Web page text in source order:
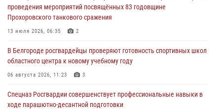
В Белгороде росгвардейцы проверяют готовность спортивных школ
областного центра к новому учебному году
Росгвардия обеспечила общественную безопасность празднования
83-й годовщины освобождения г. Белгорода от немецко -
06 августа 2026, 06:54 3
проведения мероприятий посвящённых 83 годовщине
Прохоровского танкового сражения
13 июля 2026, 06:35 2
В Белгороде росгвардейцы проверяют готовность спортивных школ
областного центра к новому учебному году
06 августа 2026, 11:23 3
Спецназ Росгвардии совершенствует профессиональные навыки в
ходе парашютно-десантной подготовки